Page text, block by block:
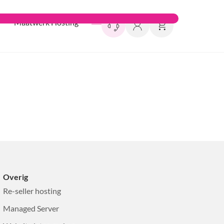
Maatwerk Hosting
Overig
Re-seller hosting
Managed Server